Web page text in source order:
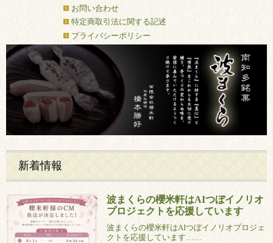
お問い合わせ
特定商取引法に関する記述
プライバシーポリシー
新着情報
波まくらの櫻米軒はAIつぼイノリオ
プロジェクトを応援しています
波まくらの櫻米軒はAIつぼイノリオプロジェ
クトを応援しています……